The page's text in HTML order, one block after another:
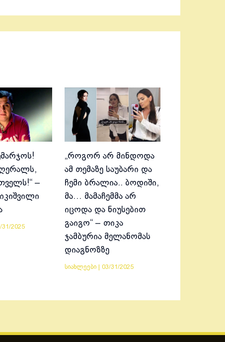
–
31/2025
„როგორ არ მინდოდა
ამ თემაზე საუბარი და
ჩემი ბრალია.. ბოდიში,
მა… მამაჩემმა არ
იცოდა და ნიუსებით
გაიგო“ – თიკა
ჯამბურია მელანომას
დიაგნოზზე
სიახლეები| 03/31/2025